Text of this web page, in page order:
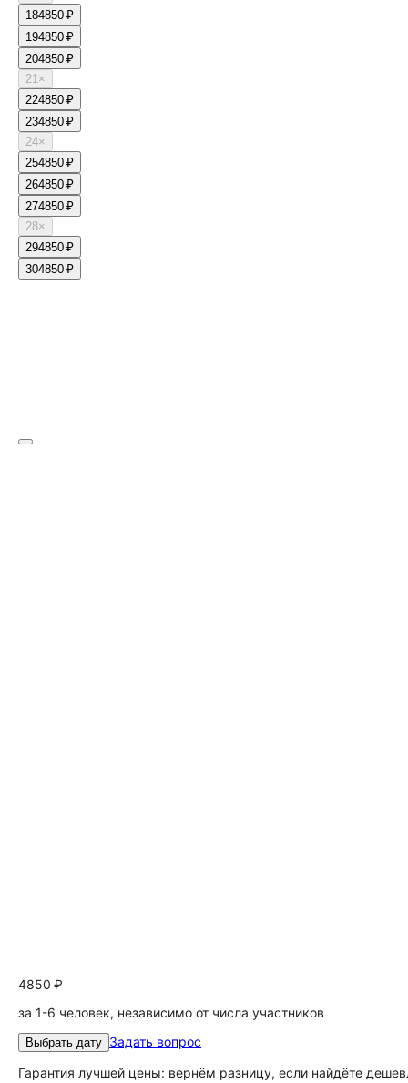
184850 ₽
194850 ₽
204850 ₽
21×
224850 ₽
234850 ₽
24×
254850 ₽
264850 ₽
274850 ₽
28×
294850 ₽
304850 ₽
4850 ₽
за 1-6 человек, независимо от числа участников
Выбрать дату Задать вопрос
Гарантия лучшей цены: вернём разницу, если найдёте